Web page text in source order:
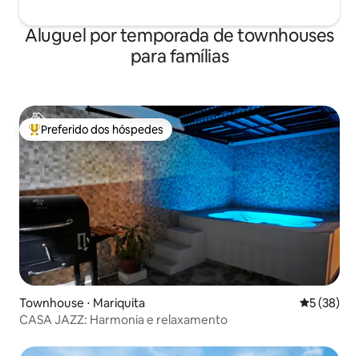
Aluguel por temporada de townhouses
para famílias
Entre os melhores preferidos dos hóspedes
Preferido dos hóspedes
Townhouse ⋅ Mariquita 5 de uma
5 (38)
CASA JAZZ: Harmonia e relaxamento